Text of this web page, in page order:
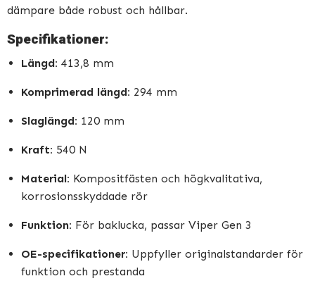
dämpare både robust och hållbar.
Specifikationer:
Längd: 413,8 mm
Komprimerad längd: 294 mm
Slaglängd: 120 mm
Kraft: 540 N
Material: Kompositfästen och högkvalitativa,
korrosionsskyddade rör
Funktion: För baklucka, passar Viper Gen 3
OE-specifikationer: Uppfyller originalstandarder för
funktion och prestanda